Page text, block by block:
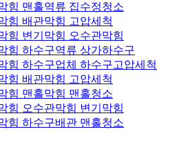
힘 맨홀역류 집수정청소
힘 배관막힘 고압세척
힘 변기막힘 오수관막힘
힘 하수구역류 상가하수구
힘 하수구업체 하수구고압세척
힘 배관막힘 고압세척
힘 맨홀막힘 맨홀청소
힘 오수관막힘 변기막힘
힘 하수구배관 맨홀청소